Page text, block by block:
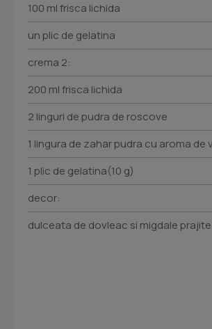
100 ml frisca lichida
un plic de gelatina
crema 2:
200 ml frisca lichida
2 linguri de pudra de roscove
1 lingura de zahar pudra cu aroma de
1 plic de gelatina(10 g)
decor:
dulceata de dovleac si migdale